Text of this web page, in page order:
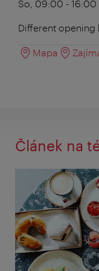
So, 09:00 - 16:00
Different opening
Mapa
Článek na